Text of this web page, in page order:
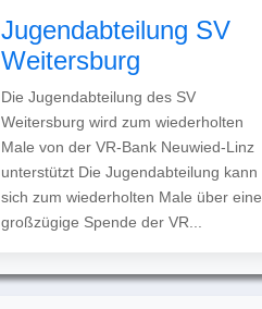
Jugendabteilung SV
Weitersburg
Die Jugendabteilung des SV
Weitersburg wird zum wiederholten
Male von der VR-Bank Neuwied-Linz
unterstützt Die Jugendabteilung kann
sich zum wiederholten Male über eine
großzügige Spende der VR...